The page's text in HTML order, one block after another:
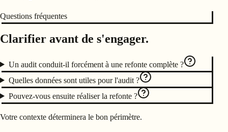
Questions fréquentes
Clarifier avant de s'engager.
Un audit conduit-il forcément à une refonte complète ?
Quelles données sont utiles pour l'audit ?
Pouvez-vous ensuite réaliser la refonte ?
Votre contexte déterminera le bon périmètre.